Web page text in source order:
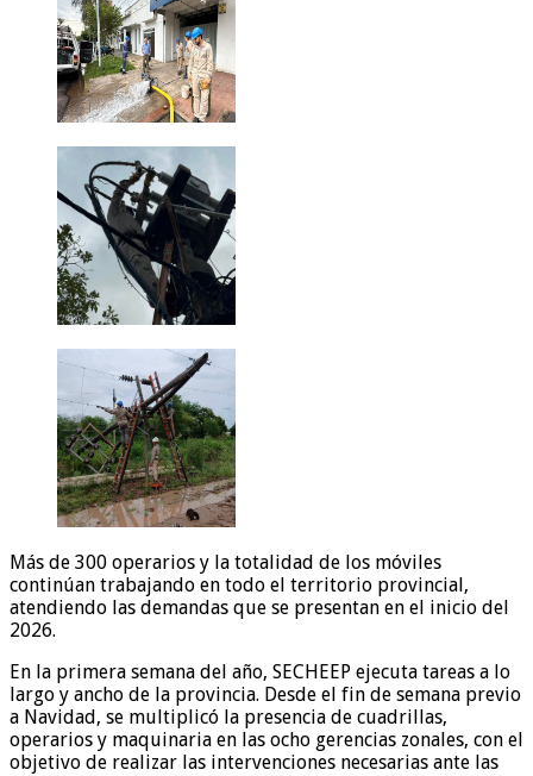
Más de 300 operarios y la totalidad de los móviles
continúan trabajando en todo el territorio provincial,
atendiendo las demandas que se presentan en el inicio del
2026.
En la primera semana del año, SECHEEP ejecuta tareas a lo
largo y ancho de la provincia. Desde el fin de semana previo
a Navidad, se multiplicó la presencia de cuadrillas,
operarios y maquinaria en las ocho gerencias zonales, con el
objetivo de realizar las intervenciones necesarias ante las